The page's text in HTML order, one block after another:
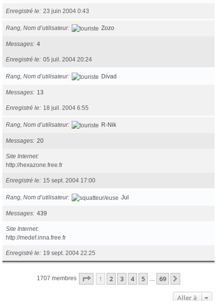
Enregistré le 23 juin 2004 0:43
Rang, Nom d’utilisateur Zozo
Messages 4
Enregistré le 05 juil. 2004 20:24
Rang, Nom d’utilisateur Divad
Messages 13
Enregistré le 18 juil. 2004 6:55
Rang, Nom d’utilisateur R-Nik
Messages 20
Site Internet
http://hexazone.free.fr
Enregistré le 15 sept. 2004 17:00
Rang, Nom d’utilisateur Jul
Messages 439
Site Internet
http://medef.inna.free.fr
Enregistré le 19 sept. 2004 22:25
1707 membres Page 1sur69
1 2 3 4 5 69
Aller à